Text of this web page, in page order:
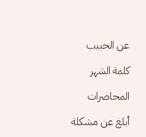
Footer menu
عن الحبيب
كلمة الشهر
المحاضرات
أبلغ عن مشكلة